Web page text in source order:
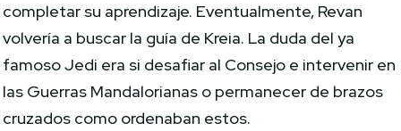
completar su aprendizaje. Eventualmente, Revan
volvería a buscar la guía de Kreia. La duda del ya
famoso Jedi era si desafiar al Consejo e intervenir en
las Guerras Mandalorianas o permanecer de brazos
cruzados como ordenaban estos.